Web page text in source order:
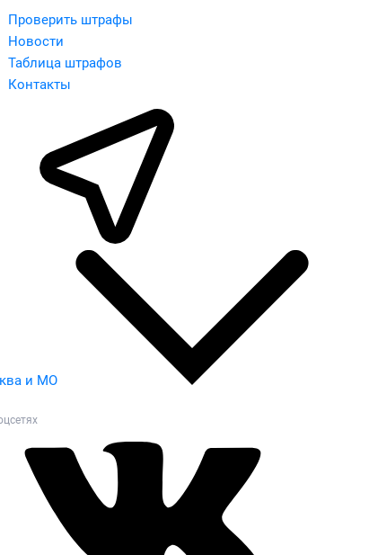
Проверить штрафы
Новости
Таблица штрафов
Контакты
и МО